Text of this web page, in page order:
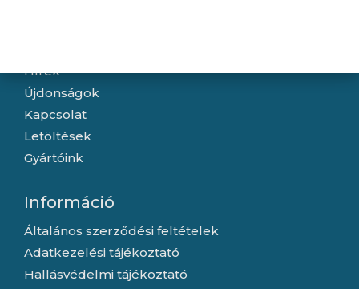
Hírek
Újdonságok
Kapcsolat
Letöltések
Gyártóink
Információ
Általános szerződési feltételek
Adatkezelési tájékoztató
Hallásvédelmi tájékoztató